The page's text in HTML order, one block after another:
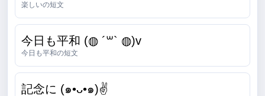
楽しいの短文
今日も平和 (◍ ´꒳` ◍)v
今日も平和の短文
記念に (๑•ᴗ•๑)✌